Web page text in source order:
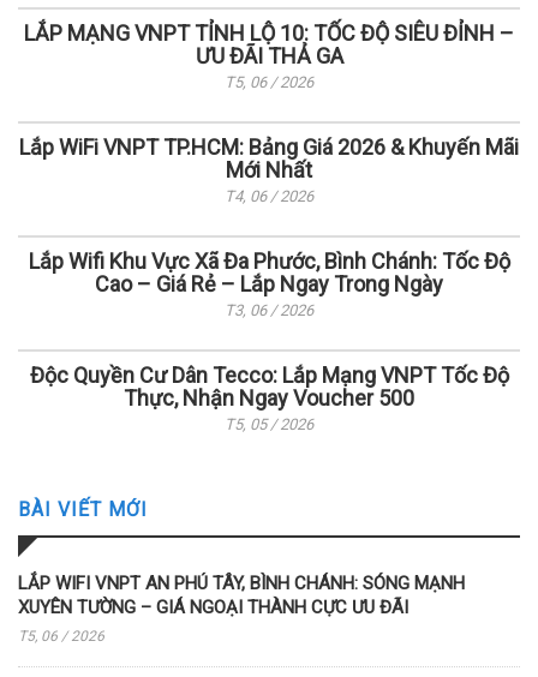
LẮP MẠNG VNPT TỈNH LỘ 10: TỐC ĐỘ SIÊU ĐỈNH –
ƯU ĐÃI THẢ GA
T5, 06 / 2026
Lắp WiFi VNPT TP.HCM: Bảng Giá 2026 & Khuyến Mãi
Mới Nhất
T4, 06 / 2026
Lắp Wifi Khu Vực Xã Đa Phước, Bình Chánh: Tốc Độ
Cao – Giá Rẻ – Lắp Ngay Trong Ngày
T3, 06 / 2026
Độc Quyền Cư Dân Tecco: Lắp Mạng VNPT Tốc Độ
Thực, Nhận Ngay Voucher 500
T5, 05 / 2026
BÀI VIẾT MỚI
LẮP WIFI VNPT AN PHÚ TÂY, BÌNH CHÁNH: SÓNG MẠNH
XUYÊN TƯỜNG – GIÁ NGOẠI THÀNH CỰC ƯU ĐÃI
T5, 06 / 2026